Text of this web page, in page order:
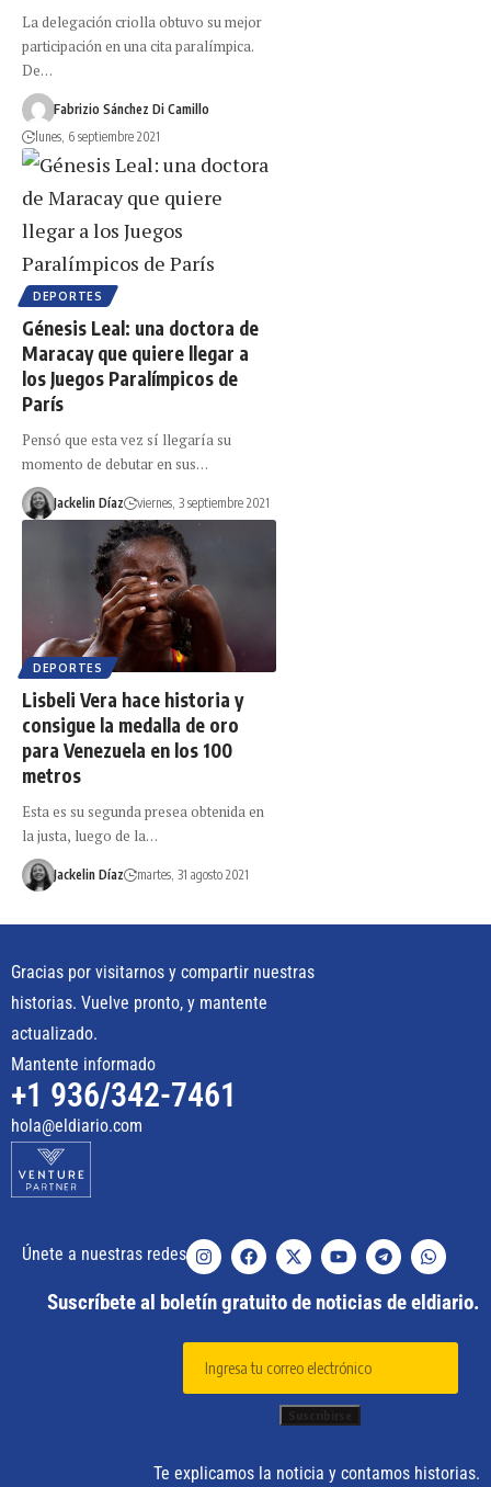
La delegación criolla obtuvo su mejor
participación en una cita paralímpica.
De…
Fabrizio Sánchez Di Camillo
lunes, 6 septiembre 2021
DEPORTES
Génesis Leal: una doctora de
Maracay que quiere llegar a
los Juegos Paralímpicos de
París
Pensó que esta vez sí llegaría su
momento de debutar en sus…
Jackelin Díaz viernes, 3 septiembre 2021
DEPORTES
Lisbeli Vera hace historia y
consigue la medalla de oro
para Venezuela en los 100
metros
Esta es su segunda presea obtenida en
la justa, luego de la…
Jackelin Díaz martes, 31 agosto 2021
Gracias por visitarnos y compartir nuestras
historias. Vuelve pronto, y mantente
actualizado.
Mantente informado
+1 936/342-7461
hola@eldiario.com
Únete a nuestras redes
Suscríbete al boletín gratuito de noticias de eldiario.
Te explicamos la noticia y contamos historias.